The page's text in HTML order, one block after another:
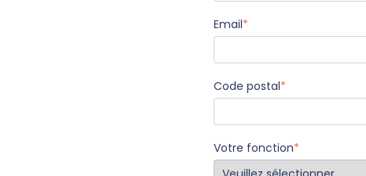
Email*
Code postal*
Votre fonction*